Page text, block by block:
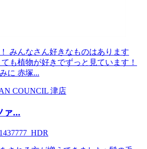
みんなさん好きなものはあります
も植物が好きでずっと見ています！
に 赤塚...
COUNCIL 津店
ァ...